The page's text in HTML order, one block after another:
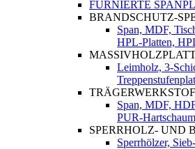
FURNIERTE
BRANDSCHUTZ-
Span, MDF,
HPL-Platten,
Leimholz, 3-
Span, MDF,
PUR-
SPERRHOLZ- UND
Sperrhölzer,